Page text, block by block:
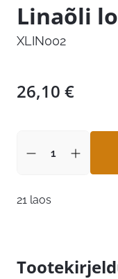
Linaõli
XLIN002
26,10 €
21 laos